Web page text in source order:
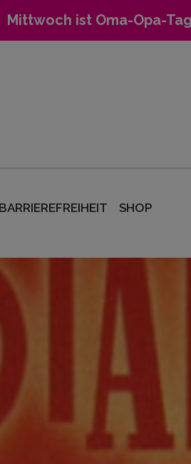
Oma-Opa-Tag -
BARRIEREFREIHEIT
SHOP